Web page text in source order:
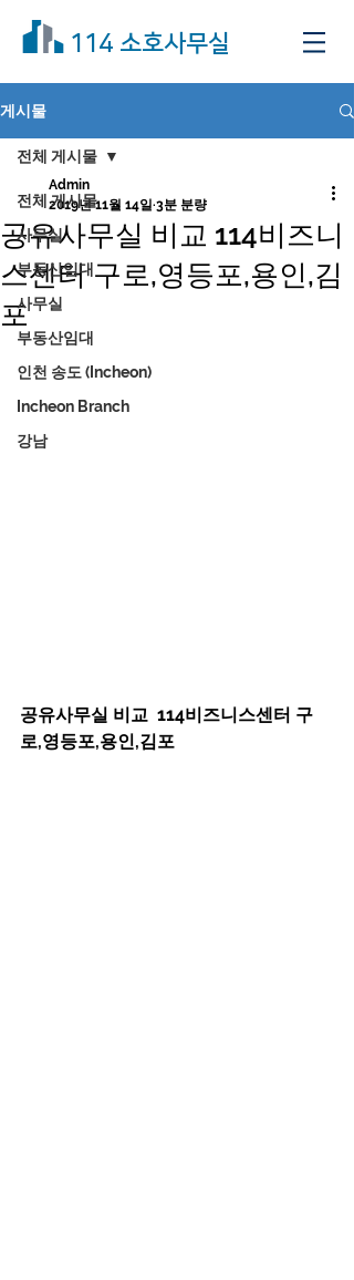
114 소호사무실
게시물
전체 게시물
사무실
부동산임대
사무실
부동산임대
인천 송도 (Incheon)
Incheon Branch
강남
전체 게시물
공유사무실 비교 114비즈니
스센터 구로,영등포,용인,김
포
Admin
2019년 11월 14일 3분 분량
공유사무실 비교  114비즈니스센터 구
로,영등포,용인,김포